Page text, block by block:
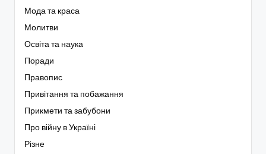
Мода та краса
Молитви
Освіта та наука
Поради
Правопис
Привітання та побажання
Прикмети та забубони
Про війну в Україні
Різне